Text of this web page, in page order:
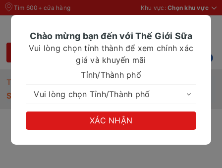
Tìm 600+ cửa hàng Khu vực: Chọn khu vực
Trang chủ
Sữa Dinh Dưỡng Pha Sẵn Care 100 pedia 180ml
Chào mừng bạn đến với Thế Giới Sữa
Vui lòng chọn tỉnh thành để xem chính xác
giá và khuyến mãi
Tỉnh/Thành phố
XÁC NHẬN